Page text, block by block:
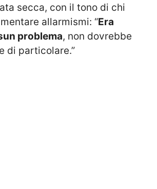
secca, con il tono di chi
allarmismi: “Era
problema, non dovrebbe
di particolare.”